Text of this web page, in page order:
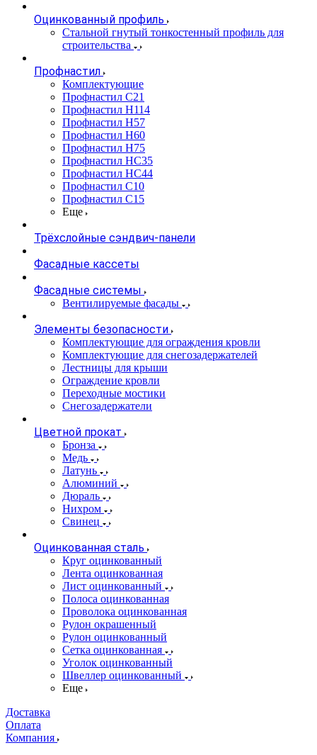
Оцинкованный профиль
Стальной гнутый тонкостенный профиль для
строительства
Профнастил
Комплектующие
Профнастил C21
Профнастил Н114
Профнастил Н57
Профнастил Н60
Профнастил Н75
Профнастил НС35
Профнастил НС44
Профнастил С10
Профнастил С15
Еще
Трёхслойные сэндвич-панели
Фасадные кассеты
Фасадные системы
Вентилируемые фасады
Элементы безопасности
Комплектующие для ограждения кровли
Комплектующие для снегозадержателей
Лестницы для крыши
Ограждение кровли
Переходные мостики
Снегозадержатели
Цветной прокат
Бронза
Медь
Латунь
Алюминий
Дюраль
Нихром
Свинец
Оцинкованная сталь
Круг оцинкованный
Лента оцинкованная
Лист оцинкованный
Полоса оцинкованная
Проволока оцинкованная
Рулон окрашенный
Рулон оцинкованный
Сетка оцинкованная
Уголок оцинкованный
Швеллер оцинкованный
Еще
Доставка
Оплата
Компания